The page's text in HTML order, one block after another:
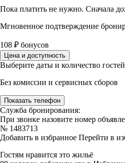
Пока платить не нужно. Сначала
Мгновенное подтверждение
108 ₽ бонусов
Цена и доступность
Выберите даты и количество
Без комиссии и сервисных сборов
Показать телефон
Служба бронирования:
При звонке назовите номер
№ 1483713
Добавить в избранное Перейти в
Гостям нравится это жильё